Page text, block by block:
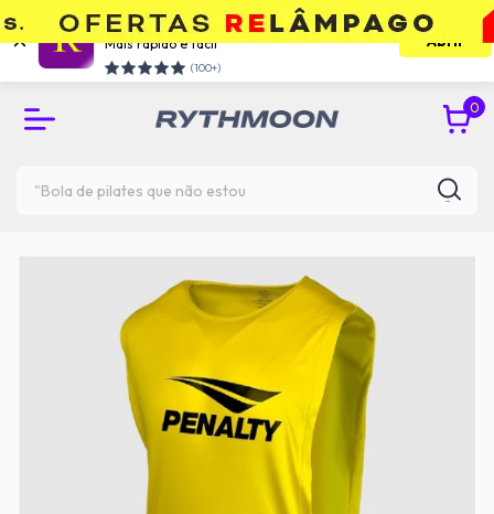
Use o app e economize
Mais rápido e facil
(100+)
Abrir
RETIRE GRÁTIS NA UNIDADE DO TATUAPÉ
0